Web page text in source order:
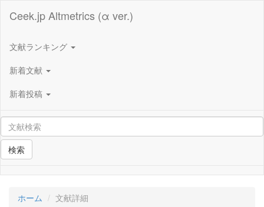
Ceek.jp Altmetrics (α ver.)
文献ランキング
新着文献
新着投稿
検索
ホーム 文献詳細